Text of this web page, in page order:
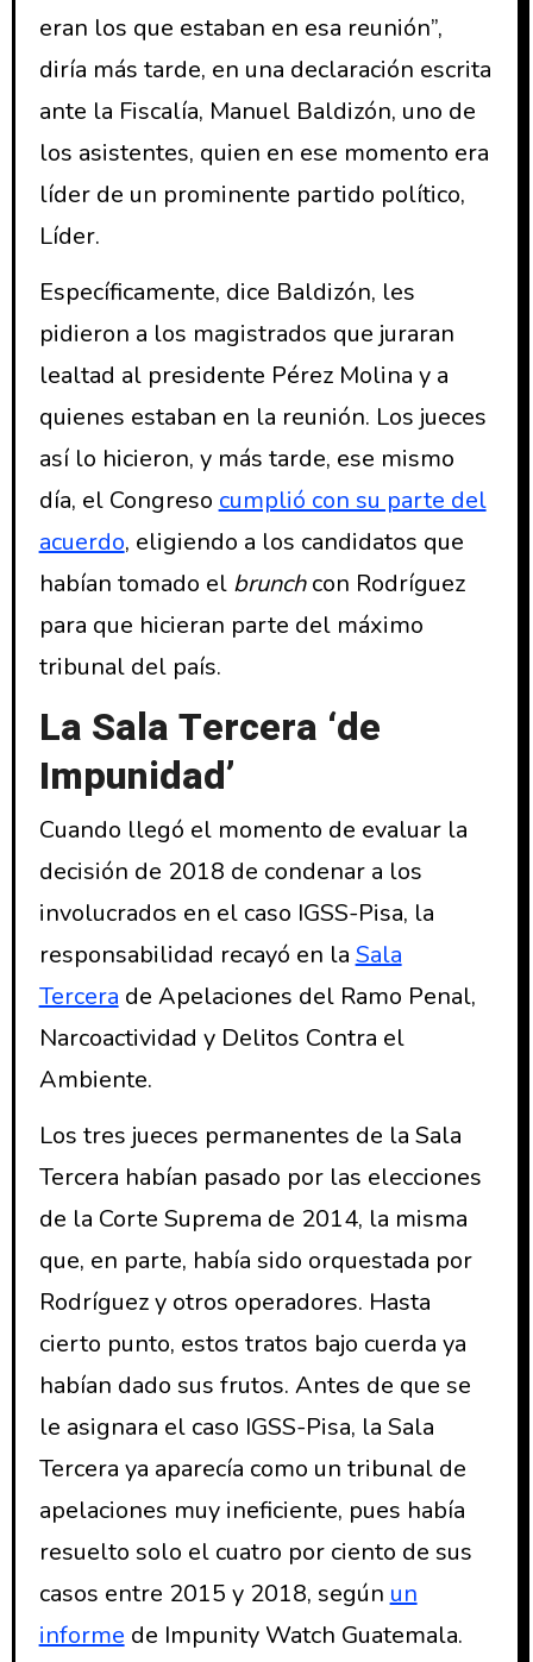
eran los que estaban en esa reunión”,
diría más tarde, en una declaración escrita
ante la Fiscalía, Manuel Baldizón, uno de
los asistentes, quien en ese momento era
líder de un prominente partido político,
Líder.
Específicamente, dice Baldizón, les
pidieron a los magistrados que juraran
lealtad al presidente Pérez Molina y a
quienes estaban en la reunión. Los jueces
así lo hicieron, y más tarde, ese mismo
día, el Congreso cumplió con su parte del
acuerdo, eligiendo a los candidatos que
habían tomado el brunchcon Rodríguez
para que hicieran parte del máximo
tribunal del país.
La Sala Tercera ‘de
Impunidad’
Cuando llegó el momento de evaluar la
decisión de 2018 de condenar a los
involucrados en el caso IGSS-Pisa, la
responsabilidad recayó en la Sala
Tercera de Apelaciones del Ramo Penal,
Narcoactividad y Delitos Contra el
Ambiente.
Los tres jueces permanentes de la Sala
Tercera habían pasado por las elecciones
de la Corte Suprema de 2014, la misma
que, en parte, había sido orquestada por
Rodríguez y otros operadores. Hasta
cierto punto, estos tratos bajo cuerda ya
habían dado sus frutos. Antes de que se
le asignara el caso IGSS-Pisa, la Sala
Tercera ya aparecía como un tribunal de
apelaciones muy ineficiente, pues había
resuelto solo el cuatro por ciento de sus
casos entre 2015 y 2018, según un
informe de Impunity Watch Guatemala.